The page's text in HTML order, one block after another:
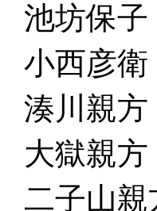
池坊保
小西彦
湊川親
大獄親
二子山